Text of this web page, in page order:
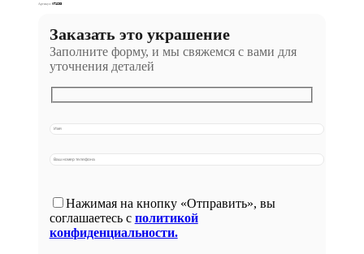
Артикул: КП1603
Заказать это украшение
Заполните форму, и мы свяжемся с вами для
уточнения деталей
Нажимая на кнопку «Отправить», вы
соглашаетесь с политикой
конфиденциальности.